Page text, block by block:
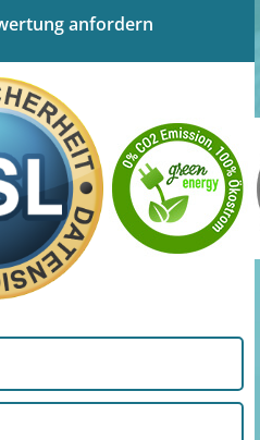
anfordern